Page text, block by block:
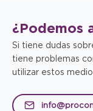
¿Podemos
Si tiene dudas
tiene problemas
utilizar estos